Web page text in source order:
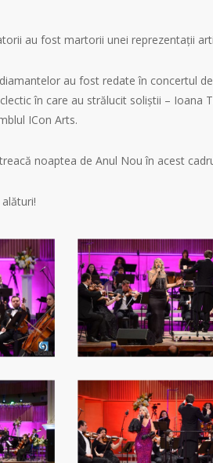
au fost martorii unei reprezentații
au fost redate în concertul
în care au strălucit soliștii – Ioana
ICon Arts.
noaptea de Anul Nou în acest